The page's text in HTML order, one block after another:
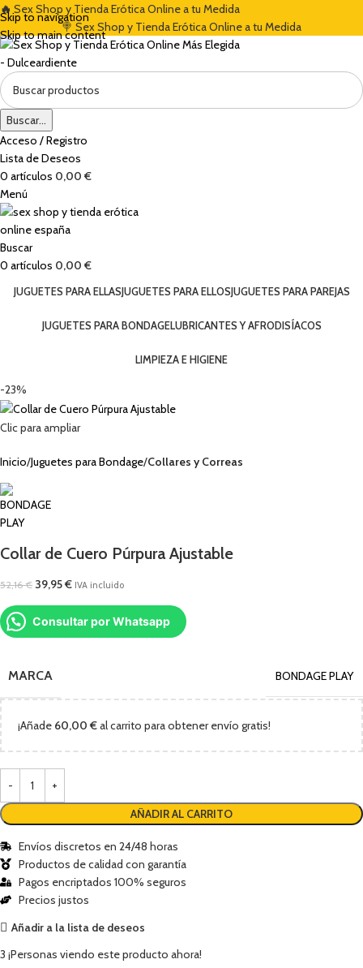
Skip to navigation
Skip to main content
🔥 Sex Shop y Tienda Erótica Online a tu Medida
🍭 Sex Shop y Tienda Erótica Online a tu Medida
Buscar...
Acceso / Registro
Lista de Deseos
0 artículos 0,00 €
Menú
Buscar
0 artículos 0,00 €
JUGUETES PARA ELLASJUGUETES PARA ELLOSJUGUETES PARA PAREJAS
JUGUETES PARA BONDAGELUBRICANTES Y AFRODISÍACOS
LIMPIEZA E HIGIENE
-23%
Clic para ampliar
Inicio Juguetes para Bondage Collares y Correas
Collar de Cuero Púrpura Ajustable
52,16€ 39,95€ IVA incluido
Consultar por Whatsapp
MARCA BONDAGE PLAY
¡Añade 60,00 €al carrito para obtener envío gratis!
AÑADIR AL CARRITO
Envíos discretos en 24/48 horas
Productos de calidad con garantía
Pagos encriptados 100% seguros
Precios justos
Añadir a la lista de deseos
3 ¡Personas viendo este producto ahora!
5% CON EL CÓDIGO "DULCES5"🏷️ CUPÓN DE DESCUENTO DE